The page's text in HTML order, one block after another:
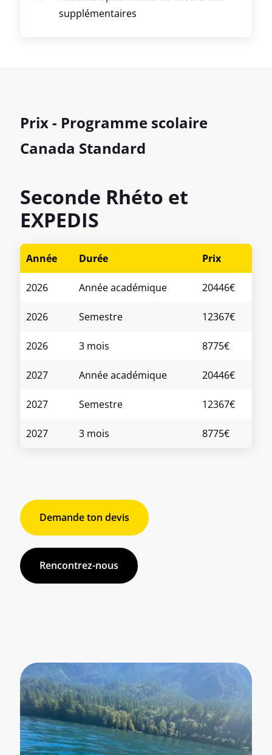
supplémentaires
Prix - Programme scolaire
Canada Standard
Seconde Rhéto et
EXPEDIS
Année Durée Prix
2026 Année académique 20446€
2026 Semestre 12367€
2026 3 mois 8775€
2027 Année académique 20446€
2027 Semestre 12367€
2027 3 mois 8775€
Demande ton devis
Rencontrez-nous